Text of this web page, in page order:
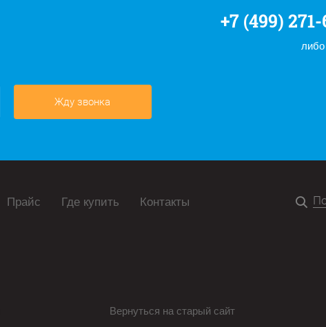
+7 (499)
Жду звонка
Прайс Где купить Контакты
Вернуться на старый сайт